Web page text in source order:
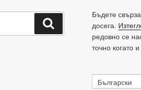
Бъдете
досега.
редовно се
точно когато
Български